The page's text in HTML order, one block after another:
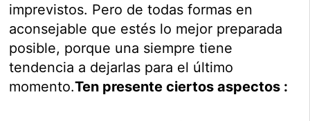
imprevistos. Pero de todas formas en
aconsejable que estés lo mejor preparada
posible, porque una siempre tiene
tendencia a dejarlas para el último
momento.Ten presente ciertos aspectos :